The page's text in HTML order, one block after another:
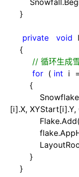
}
private void
{
// 循环生成
for ( int i =
{
Snowflake
[i].X,
}
}